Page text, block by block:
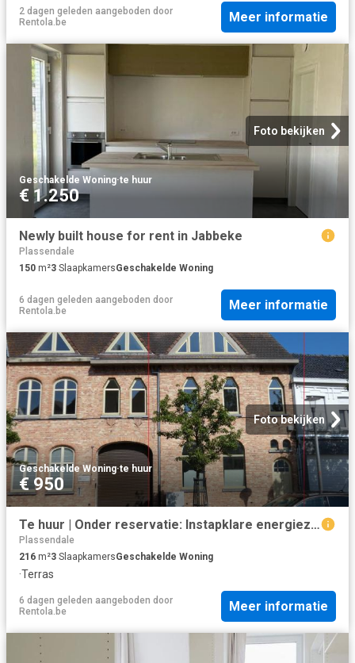
2 dagen geleden aangeboden door
Rentola.be
Meer informatie
Foto bekijken
Geschakelde Woning·te huur
€ 1.250
Newly built house for rent in Jabbeke
Plassendale
150 m²3 SlaapkamersGeschakelde Woning
6 dagen geleden aangeboden door
Rentola.be
Meer informatie
Foto bekijken
Geschakelde Woning·te huur
€ 950
Te huur | Onder reservatie: Instapklare energiezuinige woning 216 m² met 3 slpk en zonneterras, Eernegem Ichtegem 8480 Osaer & Pauwels
Plassendale
216 m²3 SlaapkamersGeschakelde Woning
·Terras
6 dagen geleden aangeboden door
Rentola.be
Meer informatie